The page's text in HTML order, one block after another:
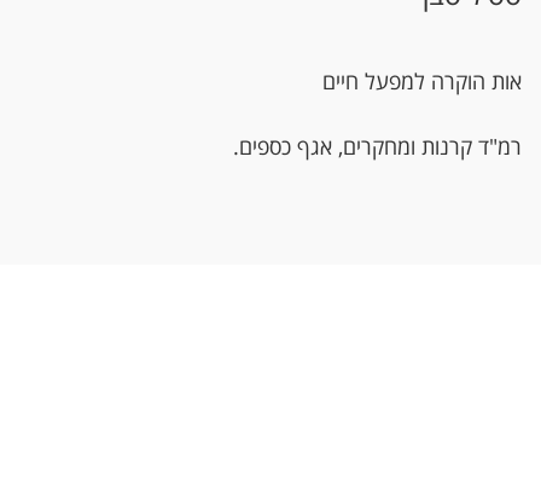
אות הוקרה למפעל חיים
רמ"ד קרנות ומחקרים, אגף כספים.